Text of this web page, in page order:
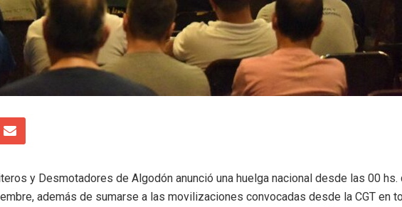
y Desmotadores de Algodón anunció una huelga nacional desde las 00 hs.
además de sumarse a las movilizaciones convocadas desde la CGT en